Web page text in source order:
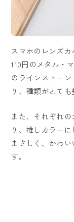
スマホのレンズカ
110円のメタル・
のラインストー
り、種類がとても
また、それぞれ
り、推しカラー
まさしく、かわ
す。